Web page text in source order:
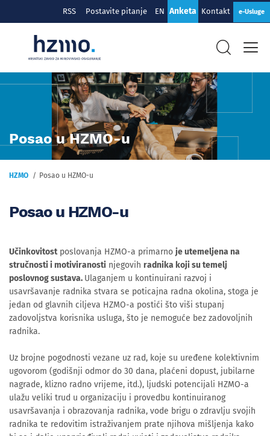
RSS Postavite pitanje EN Anketa Kontakt e-Usluge
Posao u HZMO-u
HZMO Posao u HZMO-u
Posao u HZMO-u
Učinkovitostposlovanja HZMO-a primarno je utemeljena na
stručnosti i motiviranosti njegovih radnika koji su temelj
poslovnog sustava. Ulaganjem u kontinuirani razvoj i
usavršavanje radnika stvara se poticajna radna okolina, stoga je
jedan od glavnih ciljeva HZMO-a postići što viši stupanj
zadovoljstva korisnika usluga, što je nemoguće bez zadovoljnih
radnika.
Uz brojne pogodnosti vezane uz rad, koje su uređene kolektivnim
ugovorom (godišnji odmor do 30 dana, plaćeni dopust, jubilarne
nagrade, klizno radno vrijeme, itd.), ljudski potencijali HZMO-a
ulažu veliki trud u organizaciju i provedbu kontinuiranog
usavršavanja i obrazovanja radnika, vode brigu o zdravlju svojih
radnika te redovitim istraživanjem prate njihova mišljenja kako